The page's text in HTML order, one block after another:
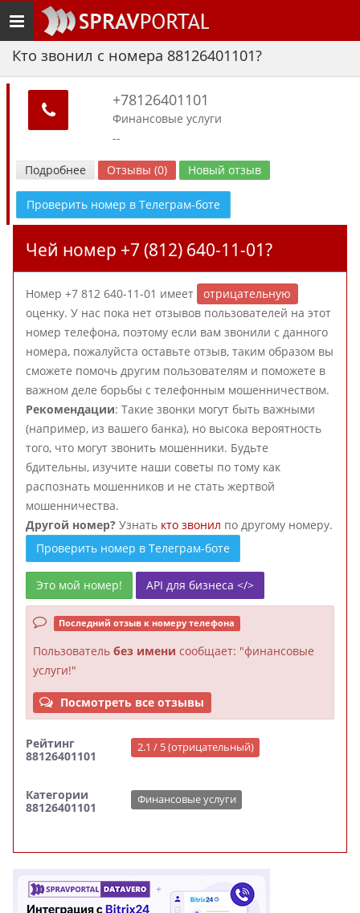
Toggle
navigation
Кто звонил с номера 88126401101?
+78126401101
Финансовые услуги
--
Подробнее Отзывы (0) Новый отзыв
Проверить номер в Телеграм-боте
Чей номер +7 (812) 640-11-01?
Номер +7 812 640-11-01 имеет
отрицательную
оценку. У нас пока нет отзывов пользователей на этот
номер телефона, поэтому если вам звонили с данного
номера, пожалуйста оставьте отзыв, таким образом вы
сможете помочь другим пользователям и поможете в
важном деле борьбы с телефонным мошенничеством.
Рекомендации: Такие звонки могут быть важными
(например, из вашего банка), но высока вероятность
того, что могут звонить мошенники. Будьте
бдительны, изучите наши советы по тому как
распознать мошенников и не стать жертвой
мошенничества.
Другой номер? Узнать кто звонил по другому номеру.
Проверить номер в Телеграм-боте
Это мой номер! API для бизнеса </>
Последний отзыв к номеру телефона
Пользователь без имени сообщает: "финансовые
услуги!"
Посмотреть все отзывы
Рейтинг
88126401101
2.1 / 5 (отрицательный)
Категории
88126401101
Финансовые услуги